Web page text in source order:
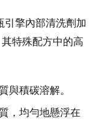
引擎內部清洗劑加
特殊配方中的高
與積碳溶解。
，均勻地懸浮在